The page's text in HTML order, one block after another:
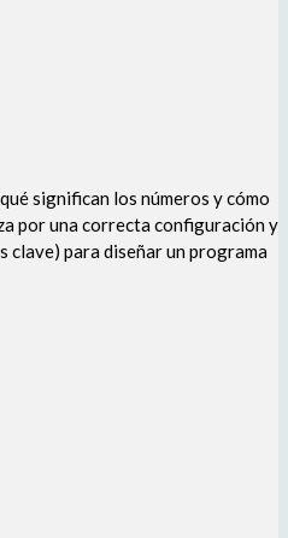
significan los números y cómo
por una correcta configuración y
clave) para diseñar un programa